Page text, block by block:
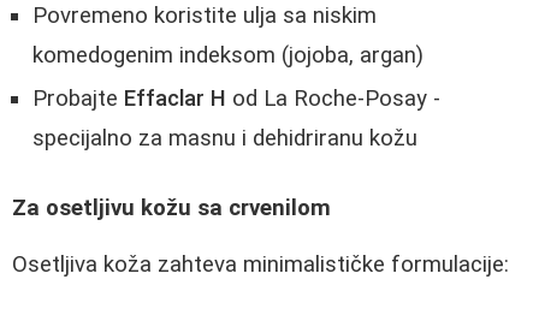
Povremeno koristite ulja sa niskim
komedogenim indeksom (jojoba, argan)
Probajte Effaclar H od La Roche-Posay -
specijalno za masnu i dehidriranu kožu
Za osetljivu kožu sa crvenilom
Osetljiva koža zahteva minimalističke formulacije: